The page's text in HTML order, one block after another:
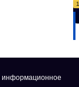
информационное